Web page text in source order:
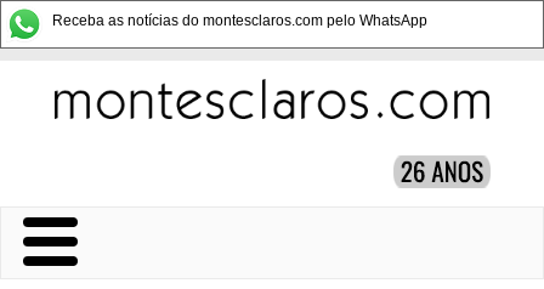
Receba as notícias do montesclaros.com pelo WhatsApp